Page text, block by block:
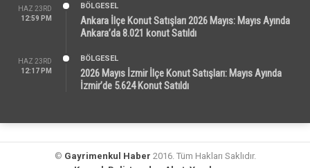
HAZ 23RD
12:59 PM
BÖLGESEL
Ankara İlçe Konut Satışları 2026 Mayıs: Mayıs Ayında
Ankara’da 8.021 konut Satıldı
HAZ 23RD
12:17 PM
BÖLGESEL
2026 Mayıs İzmir İlçe Konut Satışları: Mayıs Ayında
İzmir’de 5.624 Konut Satıldı
© Gayrimenkul Haber 2016. Tüm Hakları Saklıdır.